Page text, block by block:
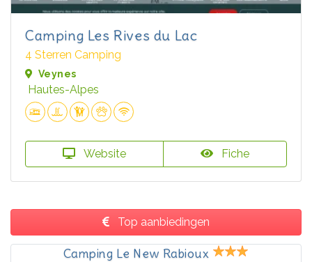
Camping Les Rives du Lac
4 Sterren Camping
Veynes
Hautes-Alpes
Website Fiche
Top aanbiedingen
Camping Le New Rabioux